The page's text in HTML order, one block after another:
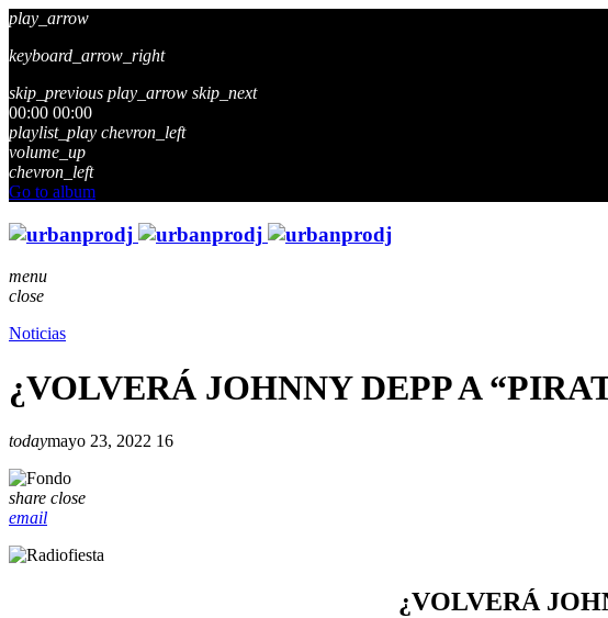
play_arrow
keyboard_arrow_right
skip_previous play_arrow skip_next
00:00 00:00
playlist_play chevron_left
volume_up
chevron_left
Go to album
menu
close
Noticias
¿VOLVERÁ JOHNNY DEPP A
todaymayo 23, 2022 16
share close
email
¿VOLVERÁ